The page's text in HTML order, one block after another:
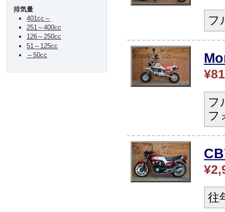
フ
フ
フ
往
排気量
401cc～
251～400cc
126～250cc
51～125cc
～50cc